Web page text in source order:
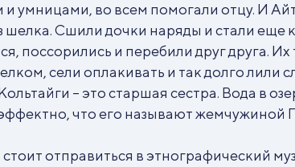
умницами, во всем помогали отцу. И
Сшили дочки наряды и стали еще
поссорились и перебили друг друга.
сели оплакивать и так долго лили
– это старшая сестра. Вода в
что его называют
отправиться в этнографический